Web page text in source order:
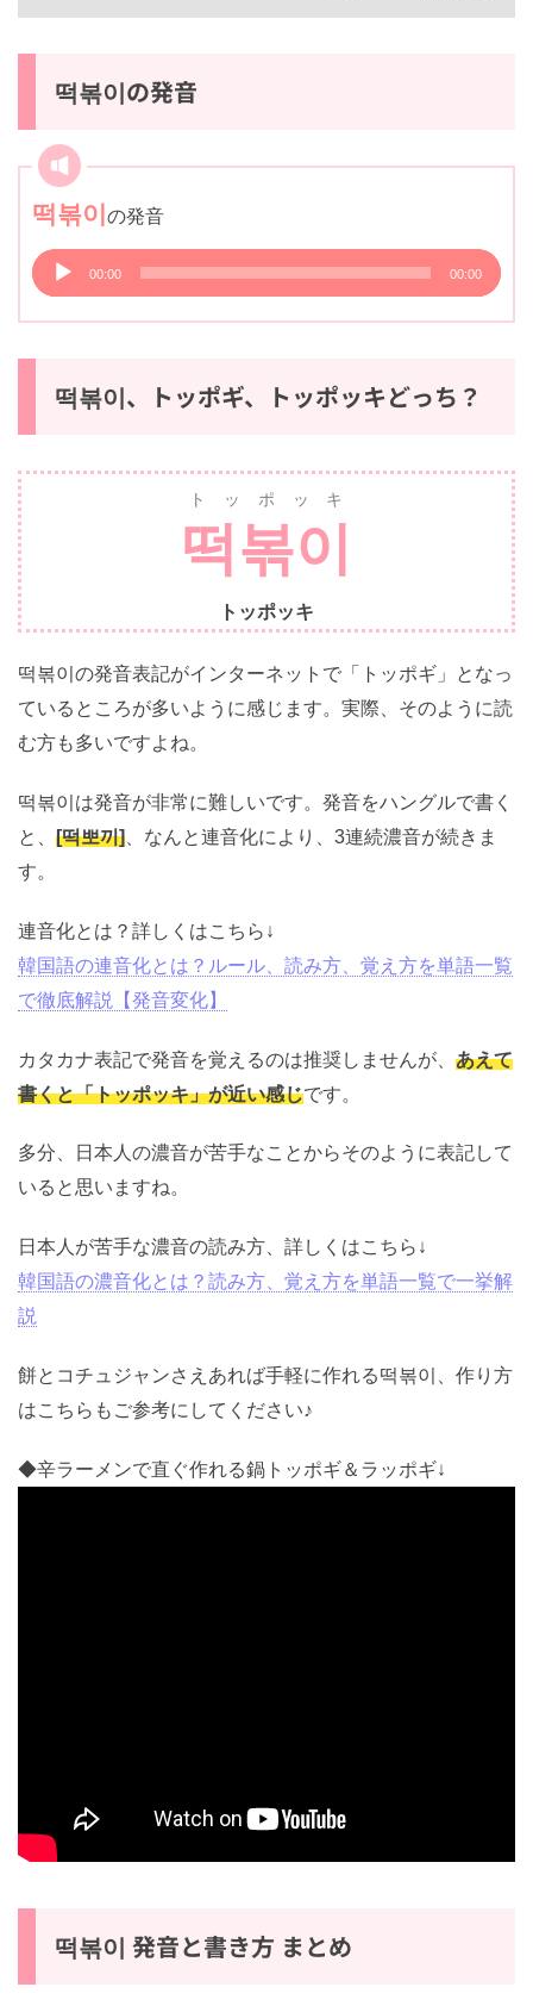
떡볶이の発音
떡볶이 の発音
音
声
ー
떡볶이、トッポギ、トッポッキどっ
떡볶이
トッポッキ
떡볶이の発音表記がインターネットで「トッポギ」とな
っているところが多いように感じます。実際、そのよう
떡볶이は発音が非常に難しいです。発音をハングルで書
くと、
連音化とは？詳しくはこちら↓
韓国語の連音化とは？ルール、読み方、覚え方を単語一
カタカナ表記で発音を覚えるのは推奨しませんが、
多分、日本人の濃音が苦手なことからそのように表記し
日本人が苦手な濃音の読み方、詳しくはこちら↓
韓国語の濃音化とは？読み方、覚え方を単語一覧で一挙
餅とコチュジャンさえあれば手軽に作れる떡볶이、作り